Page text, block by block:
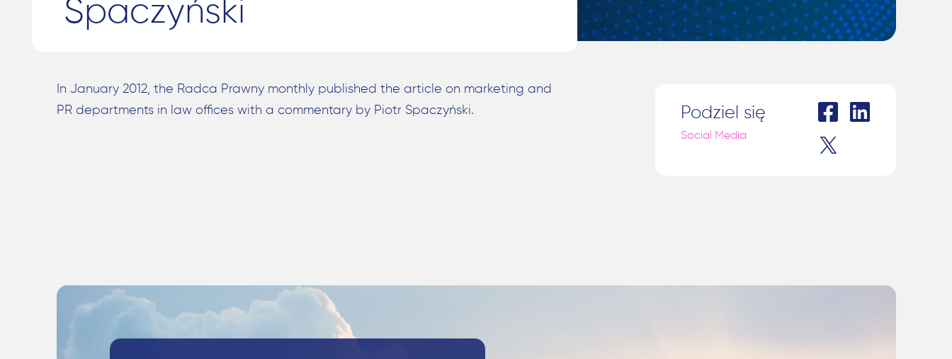
Spaczyński
In January 2012, the Radca Prawny monthly published the article on marketing and
PR departments in law offices with a commentary by Piotr Spaczyński.
Podziel się
Social Media